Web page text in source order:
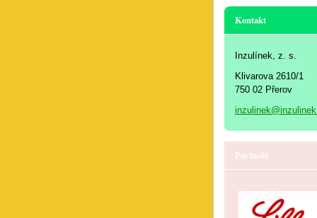
Kontakt
Inzulínek, z. s.
Klivarova 2610/1
750 02 Přerov
Partneři